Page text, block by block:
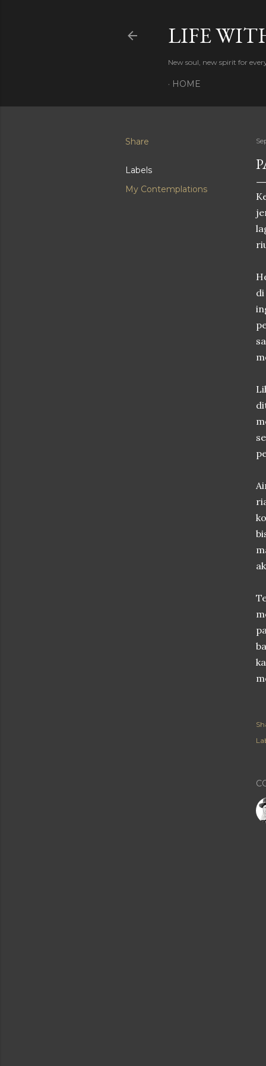
LIFE
New soul, new spirit for
HOME
Share
Labels
My Contemplations